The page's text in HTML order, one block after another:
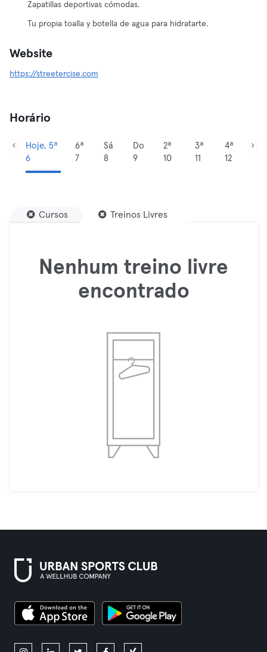
Zapatillas deportivas cómodas.
Tu propia toalla y botella de agua para hidratarte.
Website
https://streetercise.com
Horário
Hoje, 5ª
6
6ª
7
Sá
8
Do
9
2ª
10
3ª
11
4ª
12
Cursos Treinos Livres
Nenhum treino livre
encontrado